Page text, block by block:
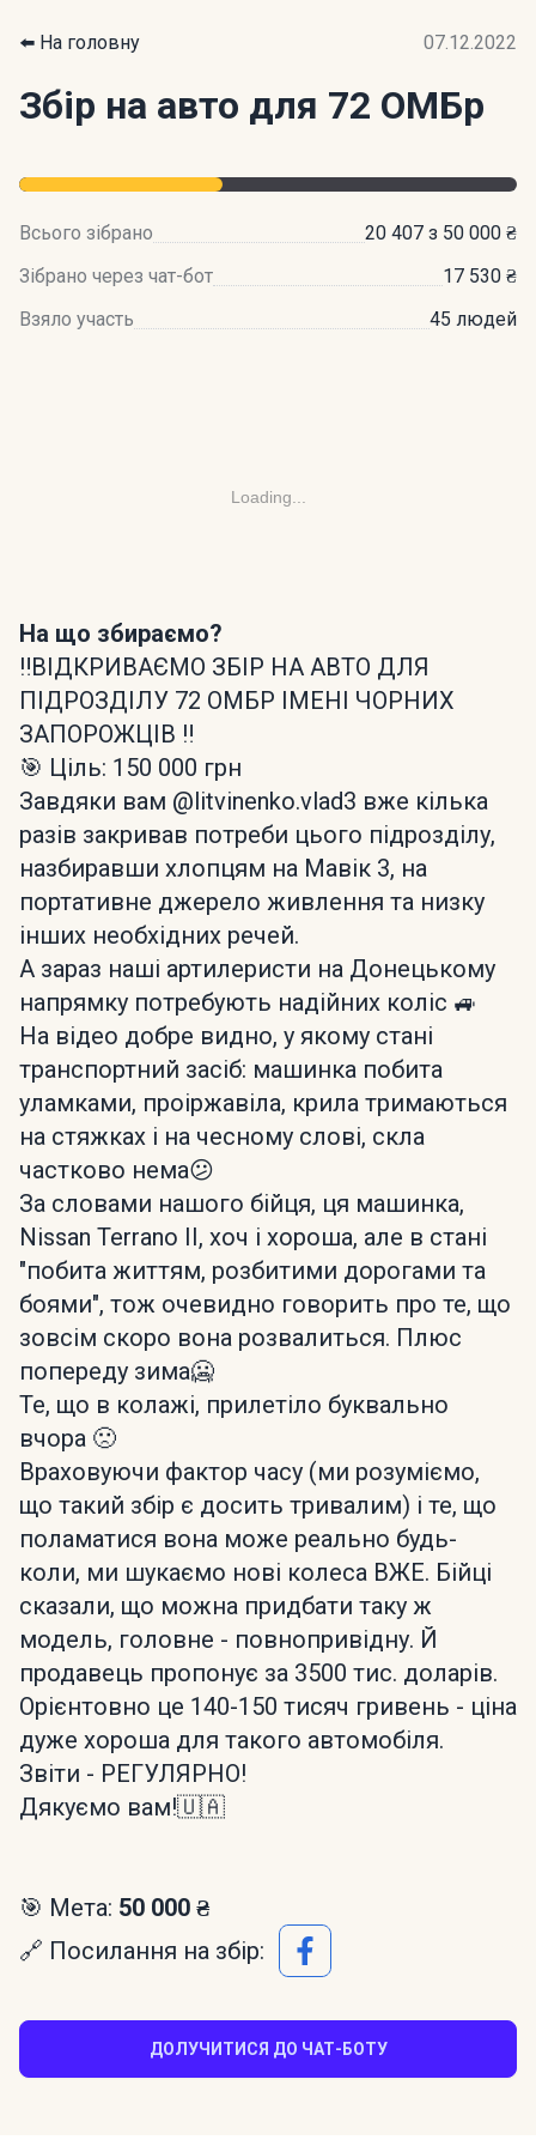
⬅️ На головну 07.12.2022
Збір на авто для 72 ОМБр
Всього зібрано
20 407 з 50 000 ₴
Зібрано через чат-бот
17 530 ₴
Взяло участь
45 людей
Loading...
На що збираємо?
‼️ВІДКРИВАЄМО ЗБІР НА АВТО ДЛЯ
ПІДРОЗДІЛУ 72 ОМБР ІМЕНІ ЧОРНИХ
ЗАПОРОЖЦІВ ‼️
🎯 Ціль: 150 000 грн
Завдяки вам @litvinenko.vlad3 вже кілька
разів закривав потреби цього підрозділу,
назбиравши хлопцям на Мавік 3, на
портативне джерело живлення та низку
інших необхідних речей.
А зараз наші артилеристи на Донецькому
напрямку потребують надійних коліс 🚙
На відео добре видно, у якому стані
транспортний засіб: машинка побита
уламками, проіржавіла, крила тримаються
на стяжках і на чесному слові, скла
частково нема😕
За словами нашого бійця, ця машинка,
Nissan Terrano II, хоч і хороша, але в стані
"побита життям, розбитими дорогами та
боями", тож очевидно говорить про те, що
зовсім скоро вона розвалиться. Плюс
попереду зима🥶
Те, що в колажі, прилетіло буквально
вчора 🙁
Враховуючи фактор часу (ми розуміємо,
що такий збір є досить тривалим) і те, що
поламатися вона може реально будь-
коли, ми шукаємо нові колеса ВЖЕ. Бійці
сказали, що можна придбати таку ж
модель, головне - повнопривідну. Й
продавець пропонує за 3500 тис. доларів.
Орієнтовно це 140-150 тисяч гривень - ціна
дуже хороша для такого автомобіля.
Звіти - РЕГУЛЯРНО!
Дякуємо вам!🇺🇦
🎯 Мета: 50 000 ₴
🔗 Посилання на збір:
ДОЛУЧИТИСЯ ДО ЧАТ-БОТУ